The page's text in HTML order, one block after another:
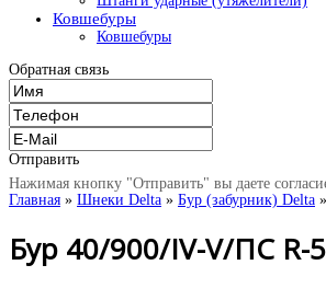
Ковшебуры
Ковшебуры
Обратная связь
Отправить
Нажимая кнопку "Отправить" вы даете
Главная » Шнеки Delta » Бур (забурник) Delta
Бур 40/900/IV-V/ПС